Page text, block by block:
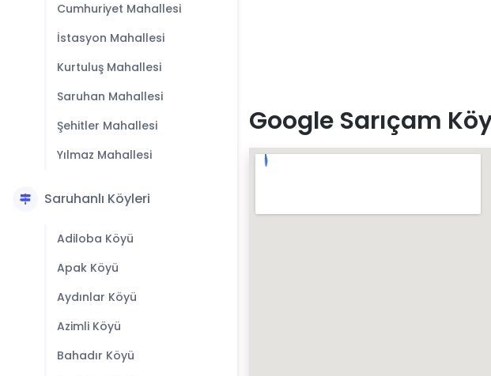
Cumhuriyet Mahallesi
İstasyon Mahallesi
Kurtuluş Mahallesi
Saruhan Mahallesi
Şehitler Mahallesi
Yılmaz Mahallesi
Saruhanlı Köyleri
Adiloba Köyü
Apak Köyü
Aydınlar Köyü
Azimli Köyü
Bahadır Köyü
Google Sarıçam